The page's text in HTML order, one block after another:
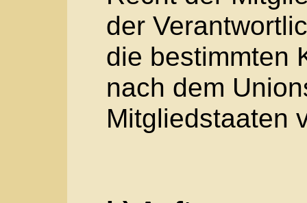
j) Dritter
Dritter ist eine
Person, Behörde,